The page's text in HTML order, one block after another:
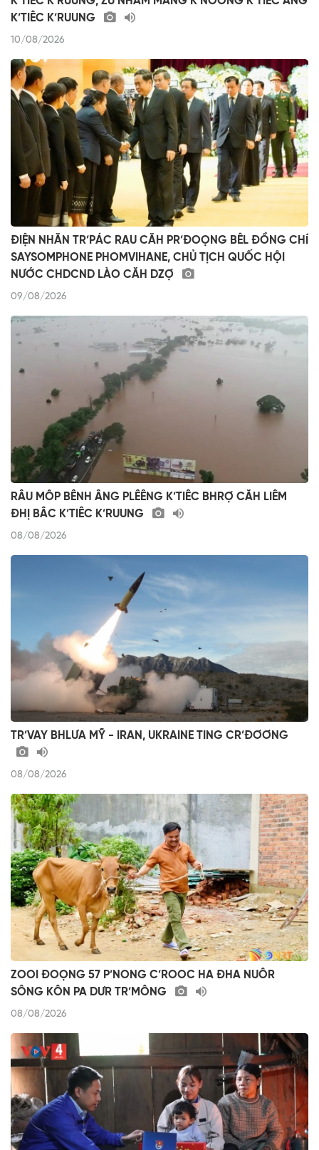
K’TIÊC K’RUUNG
10/08/2026
ĐIỆN NHĂN TR’PÁC RAU CĂH PR’ĐOỌNG BÊL ĐỒNG CHÍ
SAYSOMPHONE PHOMVIHANE, CHỦ TỊCH QUỐC HỘI
NƯỚC CHDCND LÀO CĂH DZỢ
09/08/2026
RÂU MÔP BÊNH ÂNG PLÊÊNG K’TIÊC BHRỢ CĂH LIÊM
ĐHỊ BÂC K’TIÊC K’RUUNG
08/08/2026
TR’VAY BHLƯA MỸ - IRAN, UKRAINE TING CR’ĐƠƠNG
08/08/2026
ZOOI ĐOỌNG 57 P’NONG C’ROOC HA ĐHA NUÔR
SÔNG KÔN PA DƯR TR’MÔNG
08/08/2026